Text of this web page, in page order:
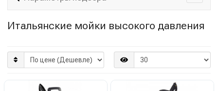
Итальянские мойки высокого давления